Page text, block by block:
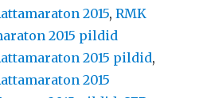
2015,RMK
2015 pildid
2015 pildid,
2015